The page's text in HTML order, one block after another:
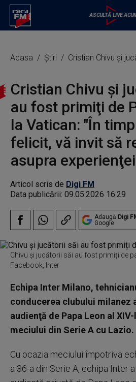
Acasa Știri Cristian Chivu şi jucătorii săi au fost primiţi de Papa Leon, la
Cristian Chivu şi
au fost primiţi de
la Vatican: "În
felicit, vă invit să
asupra
Articol scris de Digi FM
Data publicării: 09.05.2026 16:29
Adaugă Digi
Google
Chivu și jucătorii săi au fost primiți de
Facebook, Inter
Echipa Inter Milano,
conducerea clubului milanez
audienţă de Papa Leon al
meciului din Serie A cu Lazio.
Cu ocazia meciului împotriva
a 36-a din Serie A, echipa Inter